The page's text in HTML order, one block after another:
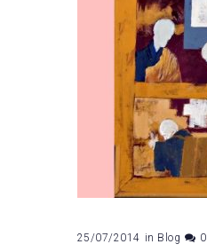
25/07/2014 in Blog 0